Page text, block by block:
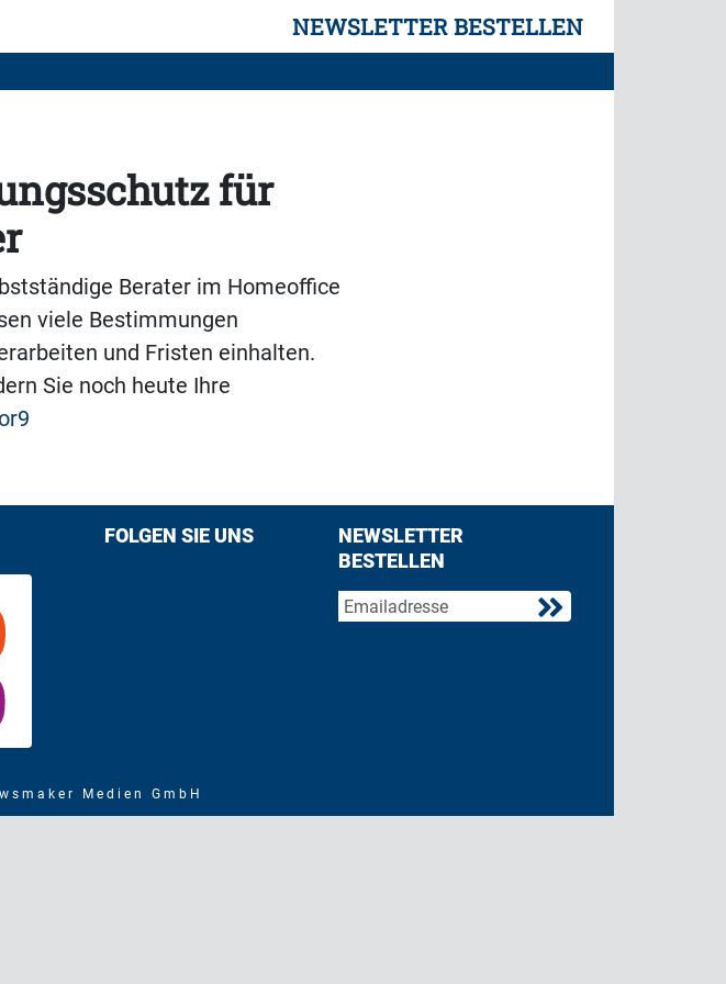
NEWSLETTER BESTELLEN
für
Berater im Homeoffice
viele Bestimmungen
und Fristen einhalten.
Sie noch heute Ihre
FOLGEN SIE UNS
NEWSLETTER
BESTELLEN
Medien GmbH